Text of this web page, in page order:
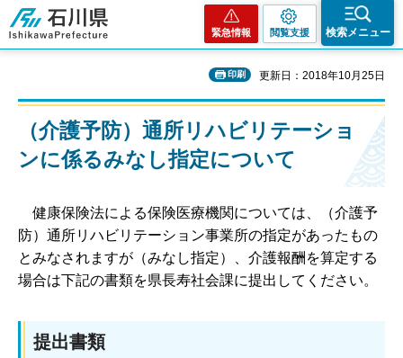
石川県
緊急情報 閲覧支援 検索メニュー
印刷 更新日：2018年10月25日
（介護予防）通所リハビリテーショ
ンに係るみなし指定について
健康保険法による保険医療機関については、（介護予
防）通所リハビリテーション事業所の指定があったもの
とみなされますが（みなし指定）、介護報酬を算定する
場合は下記の書類を県長寿社会課に提出してください。
提出書類